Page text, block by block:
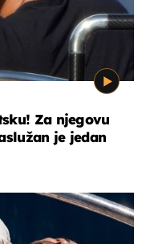
Za njegovu
je jedan